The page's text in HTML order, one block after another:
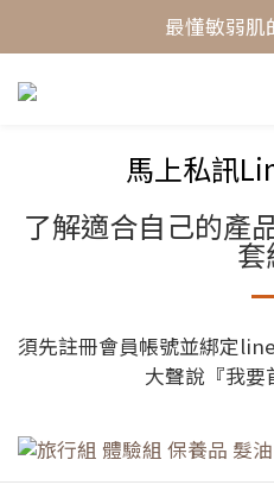
最懂敏弱肌
最懂敏弱肌
穩膚抗老
馬上私訊
了解適合自己的產
套
須先註冊會員帳號並綁定
大聲說『我要